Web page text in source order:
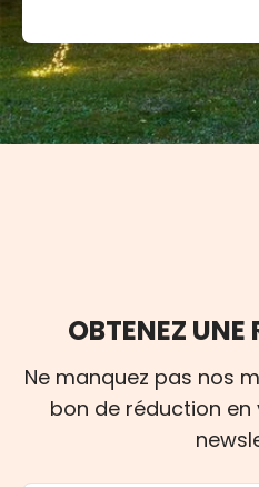
OBTENEZ UNE
Ne manquez pas nos
bon de réduction